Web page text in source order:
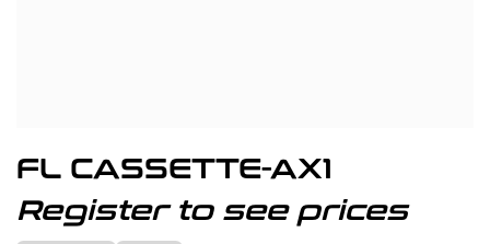
FL CASSETTE-AX1
Register to see prices